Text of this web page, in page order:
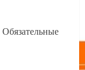
Обязательные